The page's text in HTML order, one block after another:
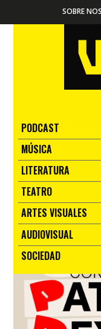
SOBRE
PODCAST
MÚSICA
LITERATURA
TEATRO
ARTES VISUALES
AUDIOVISUAL
SOCIEDAD